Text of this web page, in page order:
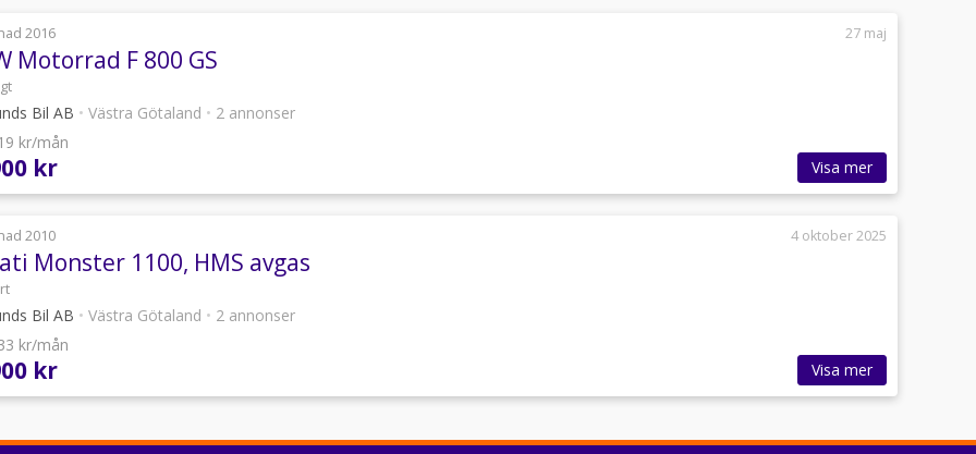
2016 27 maj
Motorrad F 800 GS
Bil AB • Västra Götaland • 2 annonser
kr/mån
kr Visa mer
2010 4 oktober 2025
Monster 1100, HMS avgas
Bil AB • Västra Götaland • 2 annonser
kr/mån
kr Visa mer